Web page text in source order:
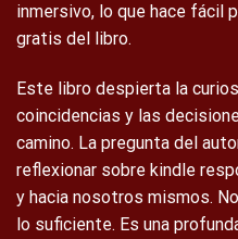
inmersivo, lo que hace fácil
gratis del libro.
Este libro despierta la
coincidencias y las
camino. La pregunta del
reflexionar sobre kindle
y hacia nosotros mismos.
lo suficiente. Es una